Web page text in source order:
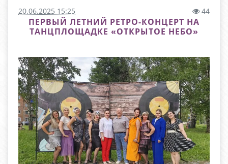
20.06.2025 15:25 44
ПЕРВЫЙ ЛЕТНИЙ РЕТРО-КОНЦЕРТ НА
ТАНЦПЛОЩАДКЕ «ОТКРЫТОЕ НЕБО»